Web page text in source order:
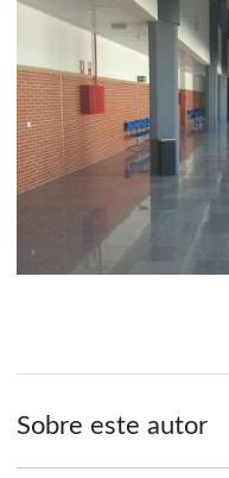
Sobre este autor